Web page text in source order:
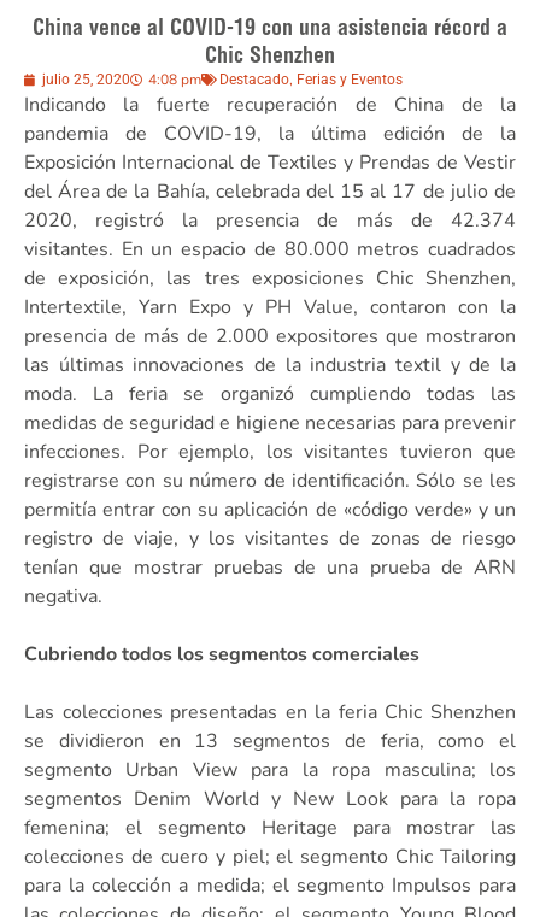
China vence al COVID-19 con una asistencia récord a
Chic Shenzhen
julio 25, 2020 4:08 pm Destacado, Ferias y Eventos
Indicando la fuerte recuperación de China de la
pandemia de COVID-19, la última edición de la
Exposición Internacional de Textiles y Prendas de Vestir
del Área de la Bahía, celebrada del 15 al 17 de julio de
2020, registró la presencia de más de 42.374
visitantes. En un espacio de 80.000 metros cuadrados
de exposición, las tres exposiciones Chic Shenzhen,
Intertextile, Yarn Expo y PH Value, contaron con la
presencia de más de 2.000 expositores que mostraron
las últimas innovaciones de la industria textil y de la
moda. La feria se organizó cumpliendo todas las
medidas de seguridad e higiene necesarias para prevenir
infecciones. Por ejemplo, los visitantes tuvieron que
registrarse con su número de identificación. Sólo se les
permitía entrar con su aplicación de «código verde» y un
registro de viaje, y los visitantes de zonas de riesgo
tenían que mostrar pruebas de una prueba de ARN
negativa.
Cubriendo todos los segmentos comerciales
Las colecciones presentadas en la feria Chic Shenzhen
se dividieron en 13 segmentos de feria, como el
segmento Urban View para la ropa masculina; los
segmentos Denim World y New Look para la ropa
femenina; el segmento Heritage para mostrar las
colecciones de cuero y piel; el segmento Chic Tailoring
para la colección a medida; el segmento Impulsos para